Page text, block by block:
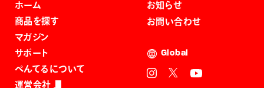
ホーム
商品を探す
マガジン
サポート
ぺんてるについて
運営会社
お知らせ
お問い合わせ
Global